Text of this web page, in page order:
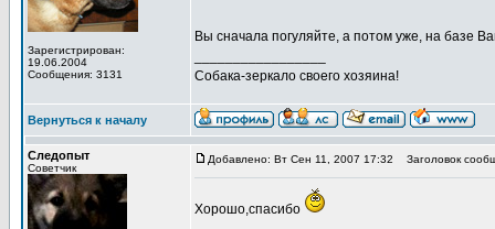
Зарегистрирован:
19.06.2004
Сообщения: 3131
Вы сначала погуляйте, а потом уже, на базе
Собака-зеркало своего хозяина!
Вернуться к началу
Следопыт
Советчик
Добавлено: Вт Сен 11, 2007 17:32 Заголовок
Хорошо,спасибо